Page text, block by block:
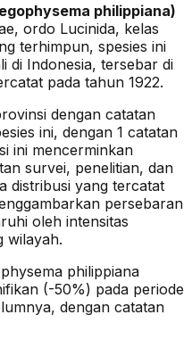
philippiana)
, ordo Lucinida, kelas
terhimpun, spesies ini
di Indonesia, tersebar di
pada tahun 1922.
dengan catatan
ini, dengan 1 catatan
ini mencerminkan
survei, penelitian, dan
distribusi yang tercatat
persebaran
oleh intensitas
wilayah.
philippiana
(-50%) pada periode
, dengan catatan